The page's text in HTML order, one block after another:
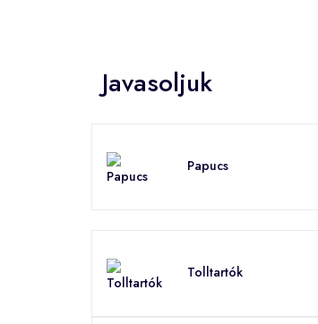
Javasoljuk
Papucs
Tolltartók